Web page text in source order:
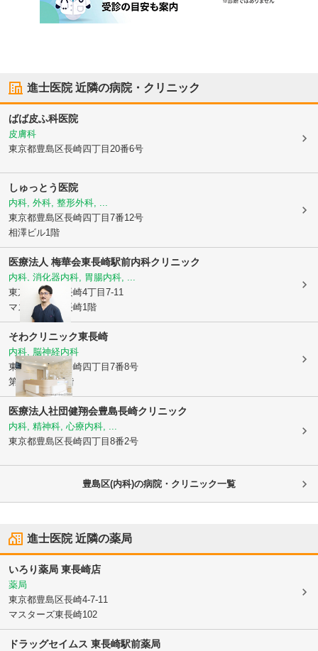
進士医院近隣の病院・クリニック
ばば皮ふ科医院
皮膚科
東京都豊島区長崎四丁目20番6号
しゅっとう医院
内科, 外科, 整形外科, ...
東京都豊島区長崎四丁目7番12号
相澤ビル1階
医療法人 梅華会東長崎駅前内科クリニック
内科, 消化器内科, 胃腸内科, ...
東京都豊島区
長崎4丁目7-11
マスターズ東長崎1階
そわクリニック東長崎
内科, 脳神経内科
東京都豊島区長崎四丁目7番8号
第3大同ビル3階
医療法人社団健翔会豊島長崎クリニック
内科, 精神科, 心療内科, ...
東京都豊島区長崎四丁目8番2号
豊島区(内科)の病院・クリニック一覧
進士医院近隣の薬局
いろり薬局 東長崎店
薬局
東京都豊島区長崎4-7-11
マスターズ東長崎102
ドラッグセイムス 東長崎駅前薬局